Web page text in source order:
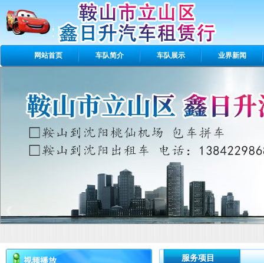
网站首页 车队简介 车队展示 业界新闻
‹
视频播放 服务项目